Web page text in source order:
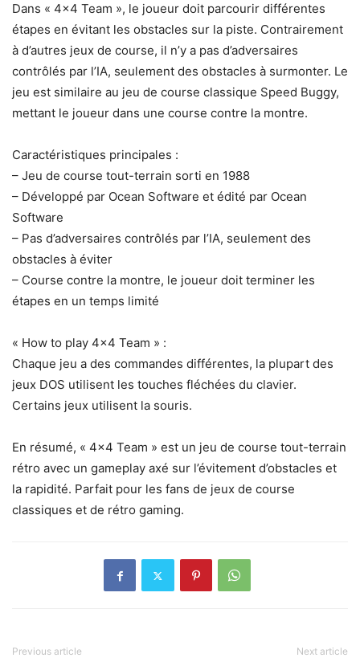
Dans « 4×4 Team », le joueur doit parcourir différentes
étapes en évitant les obstacles sur la piste. Contrairement
à d’autres jeux de course, il n’y a pas d’adversaires
contrôlés par l’IA, seulement des obstacles à surmonter. Le
jeu est similaire au jeu de course classique Speed Buggy,
mettant le joueur dans une course contre la montre.
Caractéristiques principales :
– Jeu de course tout-terrain sorti en 1988
– Développé par Ocean Software et édité par Ocean
Software
– Pas d’adversaires contrôlés par l’IA, seulement des
obstacles à éviter
– Course contre la montre, le joueur doit terminer les
étapes en un temps limité
« How to play 4×4 Team » :
Chaque jeu a des commandes différentes, la plupart des
jeux DOS utilisent les touches fléchées du clavier.
Certains jeux utilisent la souris.
En résumé, « 4×4 Team » est un jeu de course tout-terrain
rétro avec un gameplay axé sur l’évitement d’obstacles et
la rapidité. Parfait pour les fans de jeux de course
classiques et de rétro gaming.
Previous article Next article